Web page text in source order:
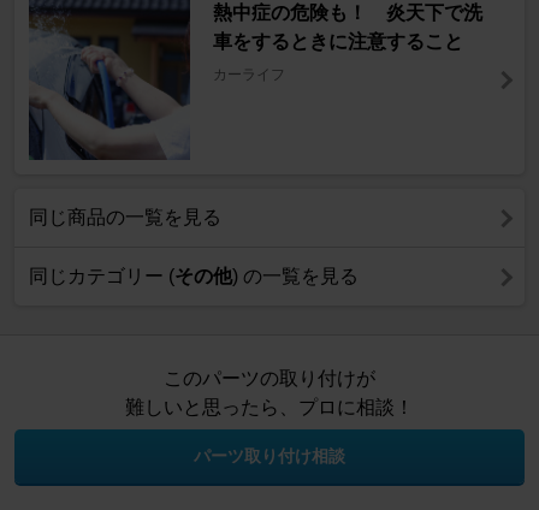
熱中症の危険も！ 炎天下で洗
車をするときに注意すること
カーライフ
同じ商品の一覧を見る
同じカテゴリー (その他) の一覧を見る
このパーツの取り付けが
難しいと思ったら、プロに相談！
パーツ取り付け相談